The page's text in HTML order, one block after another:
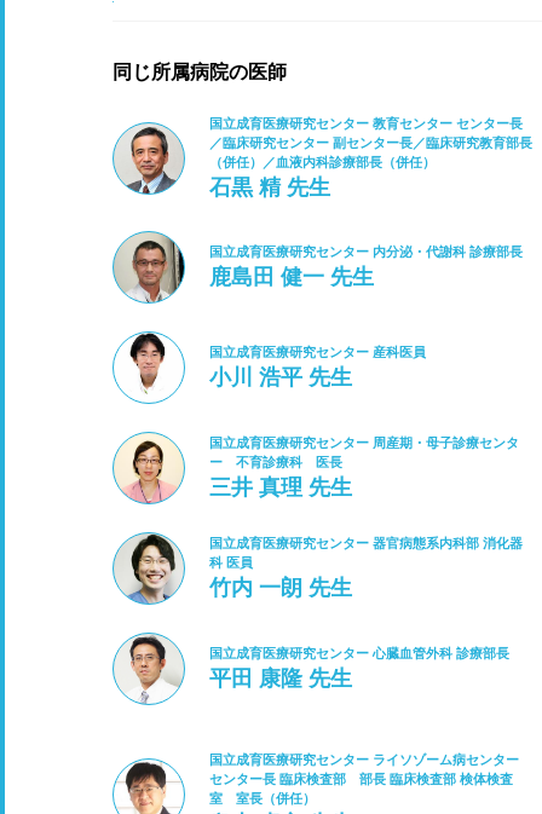
同じ所属病院の医師
国立成育医療研究センター 教育センター センター長
／臨床研究センター 副センター長／臨床研究教育部長
（併任）／血液内科診療部長（併任）
石黒 精 先生
国立成育医療研究センター 内分泌・代謝科 診療部長
鹿島田 健一 先生
国立成育医療研究センター 産科医員
小川 浩平 先生
国立成育医療研究センター 周産期・母子診療センタ
ー 不育診療科 医長
三井 真理 先生
国立成育医療研究センター 器官病態系内科部 消化器
科 医員
竹内 一朗 先生
国立成育医療研究センター 心臓血管外科 診療部長
平田 康隆 先生
国立成育医療研究センター ライソゾーム病センター
センター長 臨床検査部 部長 臨床検査部 検体検査
室 室長（併任）